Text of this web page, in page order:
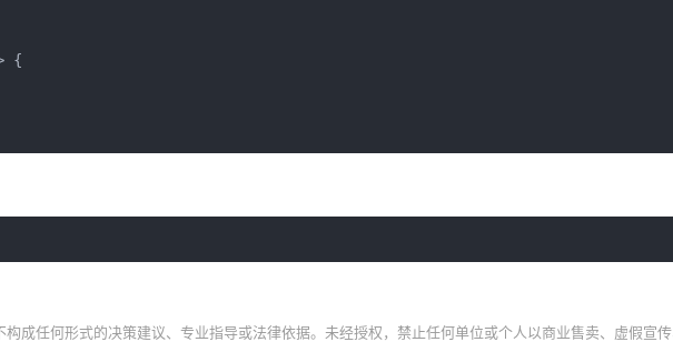
=> {
成任何形式的决策建议、专业指导或法律依据。未经授权，禁止任何单位或个人以商业售卖、虚假宣